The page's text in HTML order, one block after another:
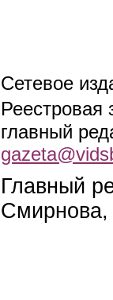
Сетевое
главный
Главный
Смирнова,